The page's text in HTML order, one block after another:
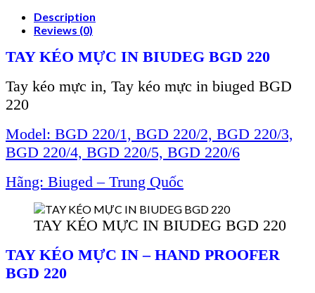
Description
Reviews (0)
TAY KÉO MỰC IN BIUDEG BGD 220
Tay kéo mực in, Tay kéo mực in biuged BGD
220
Model: BGD 220/1, BGD 220/2, BGD 220/3,
BGD 220/4, BGD 220/5, BGD 220/6
Hãng: Biuged – Trung Quốc
TAY KÉO MỰC IN BIUDEG BGD 220
TAY KÉO MỰC IN – HAND PROOFER
BGD 220